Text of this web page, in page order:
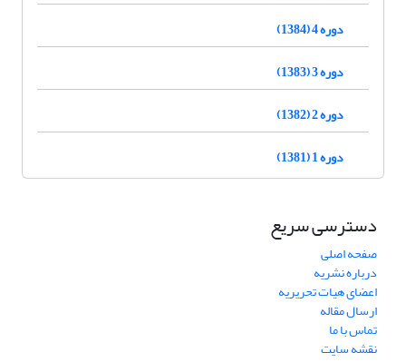
دوره 4 (1384)
دوره 3 (1383)
دوره 2 (1382)
دوره 1 (1381)
دسترسی سریع
صفحه اصلی
درباره نشریه
اعضای هیات تحریریه
ارسال مقاله
تماس با ما
نقشه سایت